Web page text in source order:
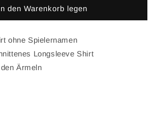
den Warenkorb legen
ohne Spielernamen
Longsleeve Shirt
Ärmeln